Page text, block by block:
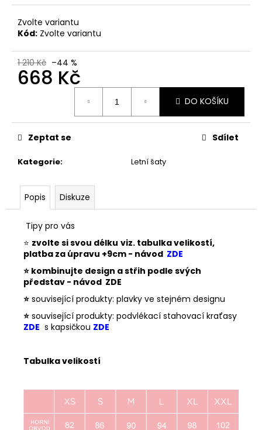
Zvolte variantu
Kód: Zvolte variantu
1 210 Kč –44 %
668 Kč
DO KOŠÍKU
Kategorie: Letní šaty
Zeptat se Sdílet
Popis Diskuze
Tipy pro vás
⭐ zvolte si svou délku viz. tabulka velikostí,
platba za úpravu +9cm - návod ZDE
⭐ kombinujte design a střih podle svých
představ - návod ZDE
⭐ související produkty: plavky ve stejném designu
⭐ související produkty: podvlékací stahovací kraťasy
ZDE s kapsičkou ZDE
Tabulka velikostí